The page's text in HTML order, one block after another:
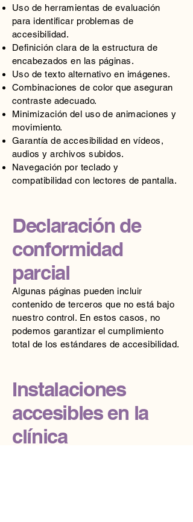
Uso de herramientas de evaluación
para identificar problemas de
accesibilidad.
Definición clara de la estructura de
encabezados en las páginas.
Uso de texto alternativo en imágenes.
Combinaciones de color que aseguran
contraste adecuado.
Minimización del uso de animaciones y
movimiento.
Garantía de accesibilidad en vídeos,
audios y archivos subidos.
Navegación por teclado y
compatibilidad con lectores de pantalla.
Declaración de
conformidad
parcial
Algunas páginas pueden incluir
contenido de terceros que no está bajo
nuestro control. En estos casos, no
podemos garantizar el cumplimiento
total de los estándares de accesibilidad.
Instalaciones
accesibles en la
clínica